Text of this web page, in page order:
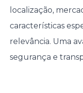
localização,
características
relevância. Uma
segurança e